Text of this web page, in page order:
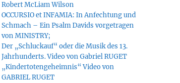
Robert McLiam Wilson
OCCURSIO et INFAMIA: In Anfechtung und
Schmach – Ein Psalm Davids vorgetragen
von MINISTRY;
Der „Schluckauf“ oder die Musik des 13.
Jahrhunderts. Video von Gabriel RUGET
„Kindertotengeheimnis“ Video von
GABRIEL RUGET